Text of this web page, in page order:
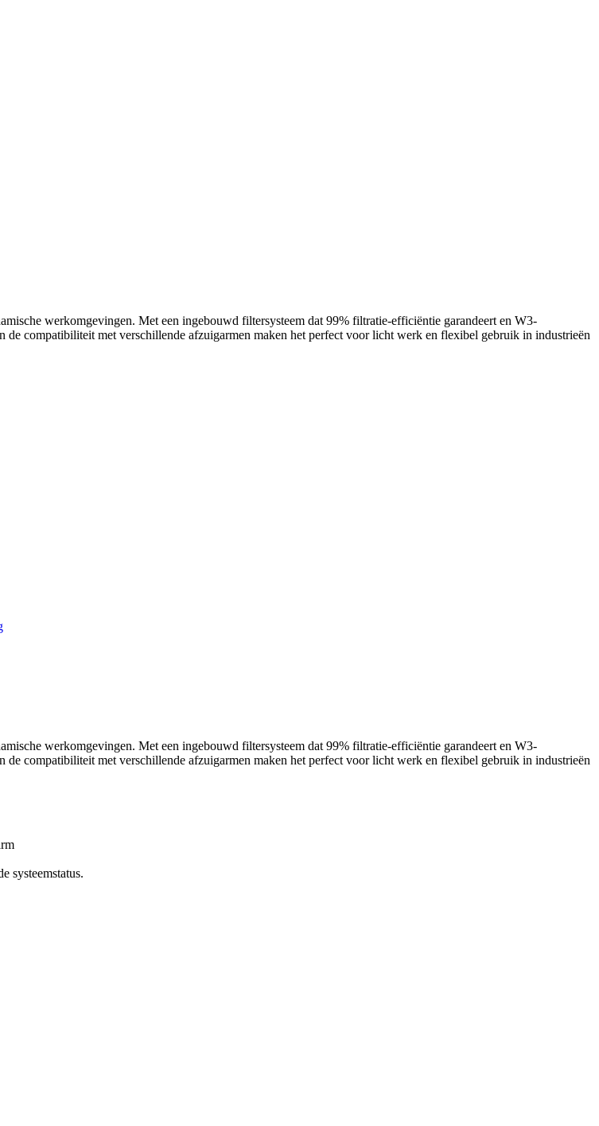
werkomgevingen. Met een ingebouwd filtersysteem dat 99% filtratie-efficiëntie garandeert en W3-
compatibiliteit met verschillende afzuigarmen maken het perfect voor licht werk en flexibel gebruik in industrieën
werkomgevingen. Met een ingebouwd filtersysteem dat 99% filtratie-efficiëntie garandeert en W3-
compatibiliteit met verschillende afzuigarmen maken het perfect voor licht werk en flexibel gebruik in industrieën
systeemstatus.